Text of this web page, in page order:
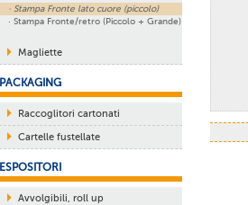
· Stampa Fronte lato cuore (piccolo)
· Stampa Fronte/retro (Piccolo + Grande)
Magliette
PACKAGING
Raccoglitori cartonati
Cartelle fustellate
ESPOSITORI
Avvolgibili, roll up